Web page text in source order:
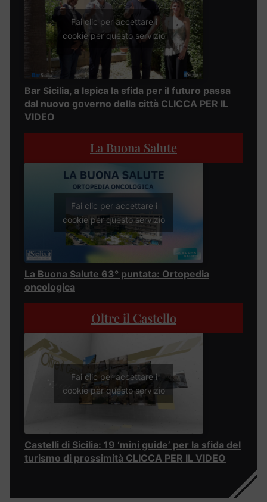
Fai clic per accettare i
cookie per questo servizio
Bar Sicilia, a Ispica la sfida per il futuro passa
dal nuovo governo della città CLICCA PER IL
VIDEO
La Buona Salute
Fai clic per accettare i
cookie per questo servizio
La Buona Salute 63° puntata: Ortopedia
oncologica
Oltre il Castello
Fai clic per accettare i
cookie per questo servizio
Castelli di Sicilia: 19 ‘mini guide’ per la sfida del
turismo di prossimità CLICCA PER IL VIDEO